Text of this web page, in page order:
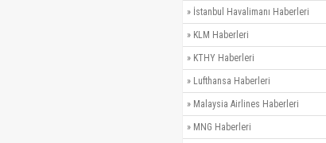
» İstanbul Havalimanı Haberleri
» KLM Haberleri
» KTHY Haberleri
» Lufthansa Haberleri
» Malaysia Airlines Haberleri
» MNG Haberleri